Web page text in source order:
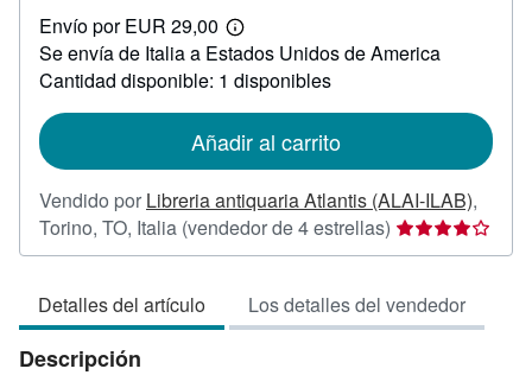
20,00
Envío por EUR 29,00
Más
información
sobre
las
envío
Se envía de Italia a Estados Unidos de America
Cantidad disponible: 1 disponibles
Añadir al carrito
Vendido por Libreria antiquaria Atlantis (ALAI-ILAB),
Torino, TO, Italia (vendedor de 4 estrellas) Calificación
del
4
de
Detalles del artículo Los detalles del vendedor
Descripción